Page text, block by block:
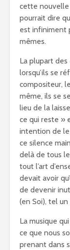
cette nouvelle
pourrait dire
est infiniment
mêmes.
La plupart
lorsqu’ils se
compositeur,
même, ils se
lieu de la
ce qui reste »
intention de le
ce silence
delà de tous
tout l’art
devait avoir
de devenir
(en Soi), tel
La musique
ce que nous
prenant dans